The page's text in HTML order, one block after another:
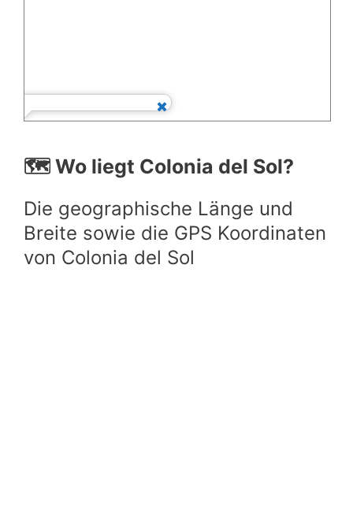
🗺️ Wo liegt Colonia del Sol?
Die geographische Länge und
Breite sowie die GPS Koordinaten
von Colonia del Sol